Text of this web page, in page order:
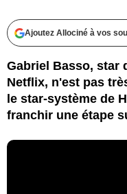
Ajoutez Allociné à vos
Gabriel Basso, star
Netflix, n'est pas
le star-système de
franchir une étape